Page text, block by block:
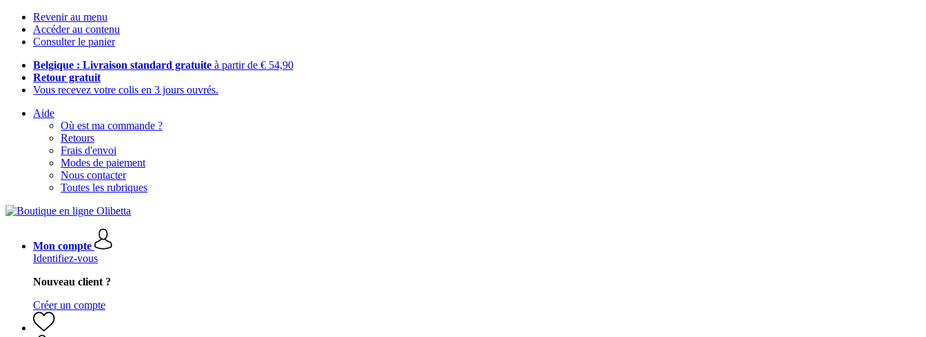
Revenir au menu
Accéder au contenu
Consulter le panier
Belgique : Livraison standard gratuite à partir de € 54,90
Retour gratuit
Vous recevez votre colis en 3 jours ouvrés.
Aide
Où est ma commande ?
Retours
Frais d'envoi
Modes de paiement
Nous contacter
Toutes les rubriques
Mon compte
Identifiez-vous
Nouveau client ?
Créer un compte